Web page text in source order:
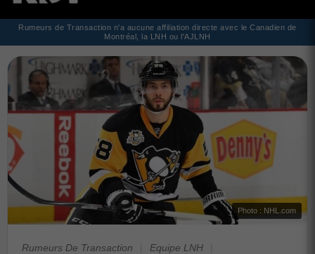
Rumeurs de Transaction n'a aucune affiliation directe avec le Canadien de
Montréal, la LNH ou l'AJLNH
Photo : NHL.com
Rumeurs De Transaction Equipe LNH